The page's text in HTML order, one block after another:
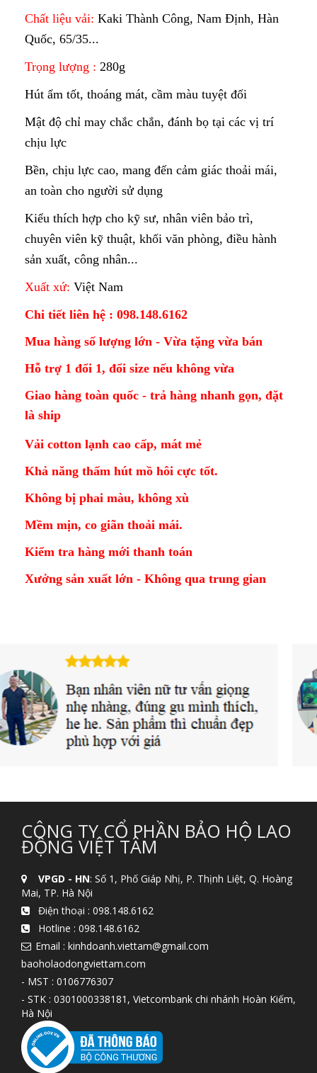
Chất liệu vải: Kaki Thành Công, Nam Định, Hàn
Quốc, 65/35...
Trọng lượng : 280g
Hút ẩm tốt, thoáng mát, cầm màu tuyệt đối
Mật độ chỉ may chắc chắn, đánh bọ tại các vị trí
chịu lực
Bền, chịu lực cao, mang đến cảm giác thoải mái,
an toàn cho người sử dụng
Kiểu thích hợp cho kỹ sư, nhân viên bảo trì,
chuyên viên kỹ thuật, khối văn phòng, điều hành
sản xuất, công nhân...
Xuất xứ: Việt Nam
Chi tiết liên hệ : 098.148.6162
Mua hàng số lượng lớn - Vừa tặng vừa bán
Hỗ trợ 1 đổi 1, đổi size nếu không vừa
Giao hàng toàn quốc - trả hàng nhanh gọn, đặt
là ship
Vải cotton lạnh cao cấp, mát mẻ
Khả năng thấm hút mồ hôi cực tốt.
Không bị phai màu, không xù
Mềm mịn, co giãn thoải mái.
Kiểm tra hàng mới thanh toán
Xưởng sản xuất lớn - Không qua trung gian
CÔNG TY CỔ PHẦN BẢO HỘ LAO
ĐỘNG VIỆT TÂM
VPGD - HN: Số 1, Phố Giáp Nhị, P. Thịnh Liệt, Q. Hoàng
Mai, TP. Hà Nội
Điện thoại : 098.148.6162
Hotline : 098.148.6162
Email : kinhdoanh.viettam@gmail.com
baoholaodongviettam.com
- MST : 0106776307
- STK : 0301000338181, Vietcombank chi nhánh Hoàn Kiếm,
Hà Nội